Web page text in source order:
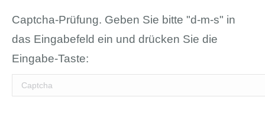
Captcha-Prüfung. Geben Sie bitte "d-m-s" in
das Eingabefeld ein und drücken Sie die
Eingabe-Taste: